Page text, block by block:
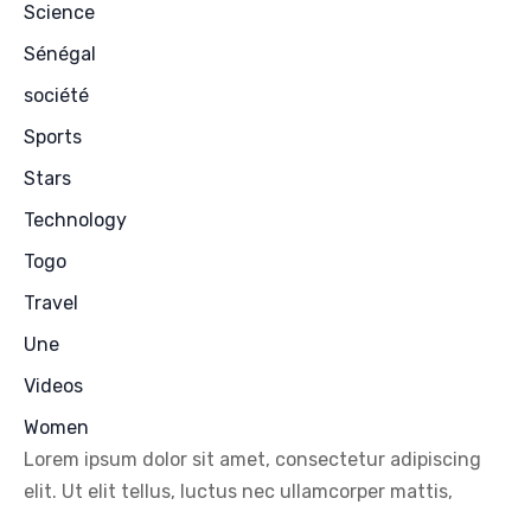
Science
Sénégal
société
Sports
Stars
Technology
Togo
Travel
Une
Videos
Women
Lorem ipsum dolor sit amet, consectetur adipiscing
elit. Ut elit tellus, luctus nec ullamcorper mattis,